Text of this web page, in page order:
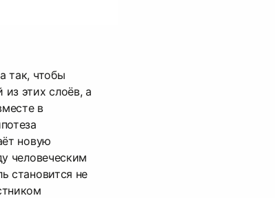
так, чтобы
этих слоёв, а
в
новую
человеческим
становится не